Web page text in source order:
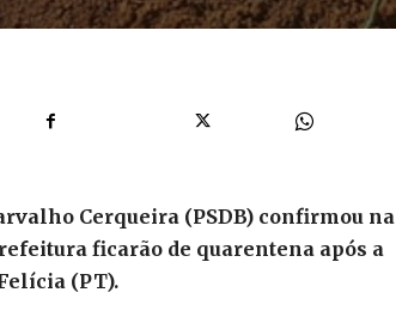
Cerqueira (PSDB) confirmou na
ficarão de quarentena após a
(PT).